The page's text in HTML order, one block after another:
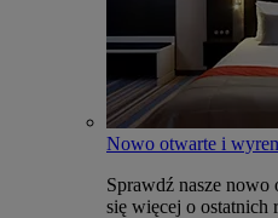
Nowo otwarte i
Sprawdź nasze
się więcej o ostatnich